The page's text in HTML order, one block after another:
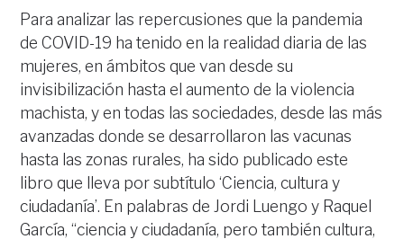
Para analizar las repercusiones que la pandemia
de COVID-19 ha tenido en la realidad diaria de las
mujeres, en ámbitos que van desde su
invisibilización hasta el aumento de la violencia
machista, y en todas las sociedades, desde las más
avanzadas donde se desarrollaron las vacunas
hasta las zonas rurales, ha sido publicado este
libro que lleva por subtítulo ‘Ciencia, cultura y
ciudadanía’. En palabras de Jordi Luengo y Raquel
García, “ciencia y ciudadanía, pero también cultura,